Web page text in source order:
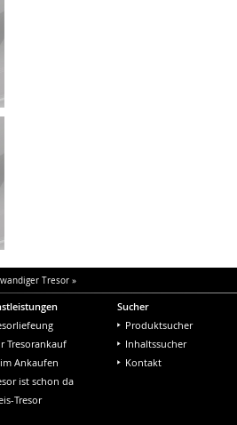
Tresor»
Tresorankauf
Ankaufen
ist schon da
Tresor
Sucher
Produktsucher
Inhaltssucher
Kontakt